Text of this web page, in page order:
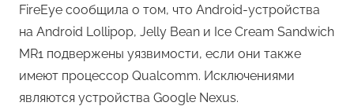
FireEye сообщила о том, что Android-устройства
на Android Lollipop, Jelly Bean и Ice Cream Sandwich
MR1 подвержены уязвимости, если они также
имеют процессор Qualcomm. Исключениями
являются устройства Google Nexus.